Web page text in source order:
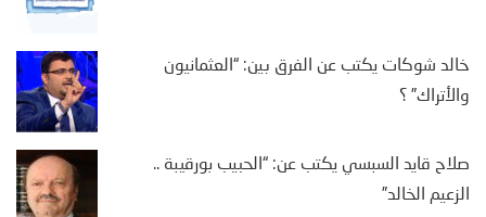
خالد شوكات يكتب عن الفرق بين: “العثمانيون
والأتراك” ؟
صلاح قايد السبسي يكتب عن: “الحبيب بورقيبة ..
الزعيم الخالد”